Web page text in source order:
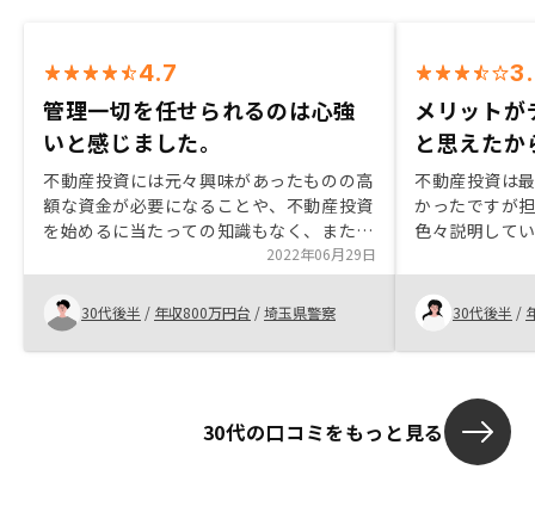
4.7
管理一切を任せられるのは心強
いと感じました。
不動産投資には元々興味があったものの高
額な資金が必要になることや、不動産投資
を始めるに当たっての知識もなく、また物
件を探す伝手もないまま不動産屋へ赴くこ
とや問い合わせることのハードルの高さか
ら、二の足を踏んでいました。 ネット上
で資料の請求が行え、面談についても電話
で可能ということから、物件の購入は二の
2022年06月29日
30代後半 / 年収800万円台 /埼玉県警察
メリット
と思えた
不動産投資は
かったですが
色々説明して
と考えること
た。物件の良
のが良いと思
30代後半 /
30代の口コミをもっと見る